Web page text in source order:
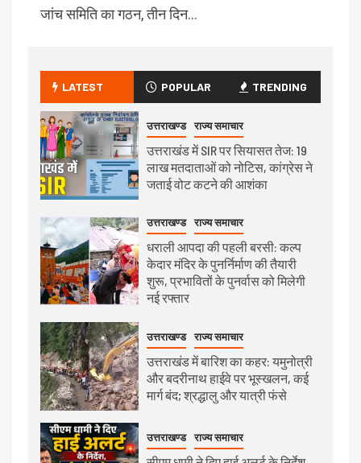
जांच समिति का गठन, तीन दिन…
LATEST POPULAR TRENDING
उत्तराखण्ड राज्य समाचार
उत्तराखंड में SIR पर सियासत तेज: 19
लाख मतदाताओं को नोटिस, कांग्रेस ने
जताई वोट कटने की आशंका
उत्तराखण्ड राज्य समाचार
धराली आपदा की पहली बरसी: कल्प
केदार मंदिर के पुनर्निर्माण की तैयारी
शुरू, प्रभावितों के पुनर्वास को मिलेगी
नई रफ्तार
उत्तराखण्ड राज्य समाचार
उत्तराखंड में बारिश का कहर: यमुनोत्री
और बदरीनाथ हाईवे पर भूस्खलन, कई
मार्ग बंद; श्रद्धालु और यात्री फंसे
उत्तराखण्ड राज्य समाचार